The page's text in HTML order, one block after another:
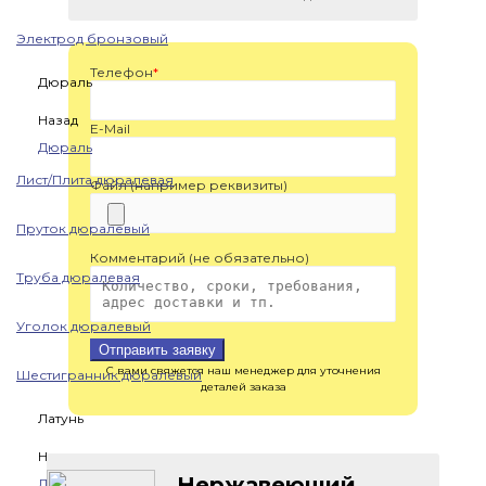
Электрод бронзовый
Дюраль
Назад
Дюраль
Лист/Плита дюралевая
Пруток дюралевый
Труба дюралевая
Уголок дюралевый
Шестигранник дюралевый
Латунь
Назад
Телефон*
E-Mail
Файл (например реквизиты)
Комментарий (не обязательно)
Отправить заявку
С вами свяжется наш менеджер для уточнения
деталей заказа